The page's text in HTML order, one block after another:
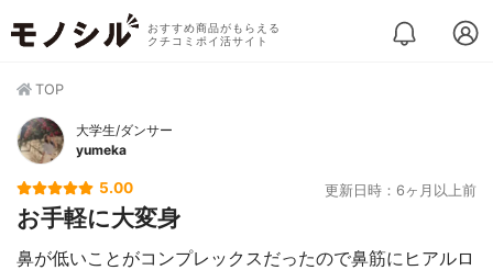
おすすめ商品がもらえる
クチコミポイ活サイト
TOP
大学生/ダンサー
yumeka
5.00 更新日時：6ヶ月以上前
お手軽に大変身
鼻が低いことがコンプレックスだったので鼻筋にヒアルロ